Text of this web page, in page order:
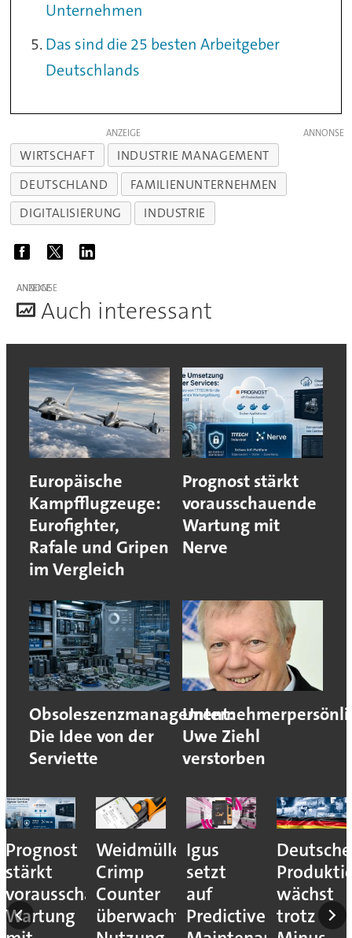
Unternehmen
Das sind die 25 besten Arbeitgeber
Deutschlands
ANZEIGE
WIRTSCHAFT
INDUSTRIE MANAGEMENT
DEUTSCHLAND
FAMILIENUNTERNEHMEN
DIGITALISIERUNG
INDUSTRIE
ANZEIGE
Auch interessant
Europäische
Kampfflugzeuge:
Eurofighter,
Rafale und Gripen
im Vergleich
Prognost stärkt
vorausschauende
Wartung mit
Nerve
Obsoleszenzmanagement:
Die Idee von der
Serviette
Uwe Ziehl
verstorben
Prognost
stärkt
vorausschauende
Wartung
Weidmüller:
Crimp
Counter
überwacht
Igus
setzt
auf
Predictive
Deutsche
wächst
trotz